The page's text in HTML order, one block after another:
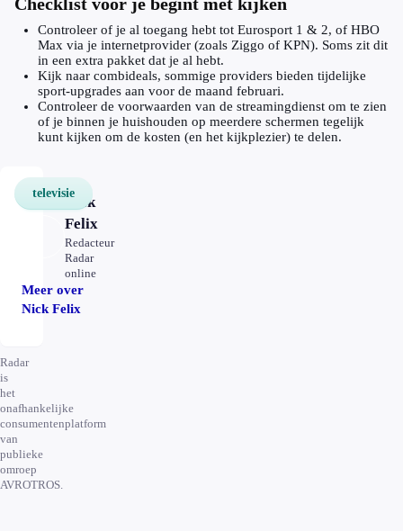
Controleer of je al toegang hebt tot Eurosport 1 & 2, of HBO
Max via je internetprovider (zoals Ziggo of KPN). Soms zit dit
in een extra pakket dat je al hebt.
Kijk naar combideals, sommige providers bieden tijdelijke
sport-upgrades aan voor de maand februari.
Controleer de voorwaarden van de streamingdienst om te zien
of je binnen je huishouden op meerdere schermen tegelijk
kunt kijken om de kosten (en het kijkplezier) te delen.
Nick
Felix
Redacteur
Radar
online
Meer over
Nick Felix
Radar
is
het
onafhankelijke
consumentenplatform
van
publieke
omroep
AVROTROS.
televisie